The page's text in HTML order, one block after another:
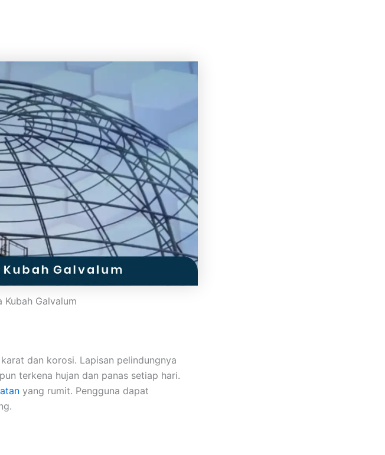
Kubah Galvalum
dan korosi. Lapisan pelindungnya
terkena hujan dan panas setiap hari.
yang rumit. Pengguna dapat